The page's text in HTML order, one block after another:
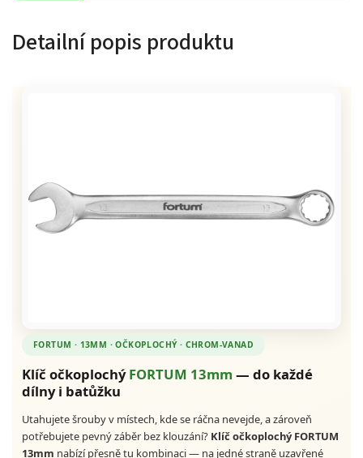
Detailní popis produktu
FORTUM · 13MM · OČKOPLOCHÝ · CHROM-VANAD
Klíč očkoplochýFORTUM 13mm — do každé
dílny i batůžku
Utahujete šrouby v místech, kde se ráčna nevejde, a zároveň
potřebujete pevný záběr bez klouzání? Klíč očkoplochý FORTUM
13mm nabízí přesně tu kombinaci — na jedné straně uzavřené